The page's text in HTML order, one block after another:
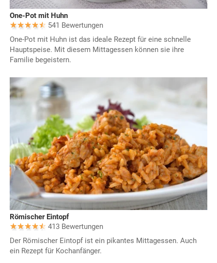
One-Pot mit Huhn
541 Bewertungen
One-Pot mit Huhn ist das ideale Rezept für eine schnelle
Hauptspeise. Mit diesem Mittagessen können sie ihre
Familie begeistern.
Römischer Eintopf
413 Bewertungen
Der Römischer Eintopf ist ein pikantes Mittagessen. Auch
ein Rezept für Kochanfänger.